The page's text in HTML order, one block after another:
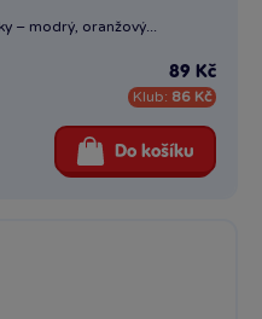
– modrý, oranžový...
89 Kč
Klub: 86 Kč
Do košíku